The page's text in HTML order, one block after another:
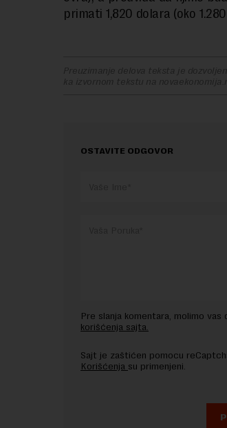
primati 1,820 dolara (oko
Preuzimanje delova teksta je
ka izvornom tekstu na novaekonomija.rs
OSTAVITE ODGOVOR
Pre slanja komentara, molimo vas
korišćenja sajta.
Sajt je zaštićen pomocu
Korišćenja su primenjeni.